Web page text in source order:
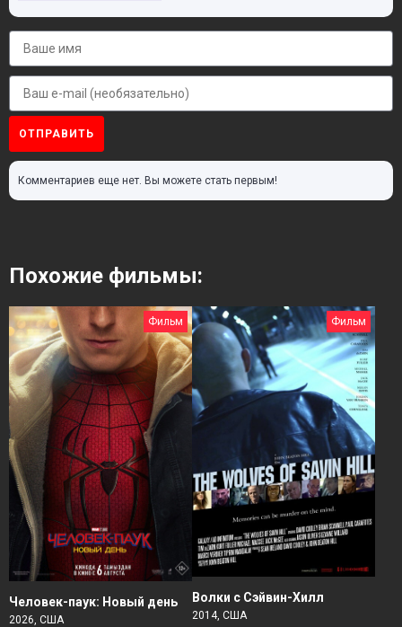
ОТПРАВИТЬ
Комментариев еще нет. Вы можете стать первым!
Похожие фильмы:
Фильм
Человек-паук: Новый день
2026, США
Фильм
Волки с Сэйвин-Хилл
2014, США